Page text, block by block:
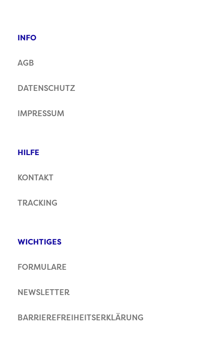
INFO
AGB
DATENSCHUTZ
IMPRESSUM
HILFE
KONTAKT
TRACKING
WICHTIGES
FORMULARE
NEWSLETTER
BARRIEREFREIHEITSERKLÄRUNG